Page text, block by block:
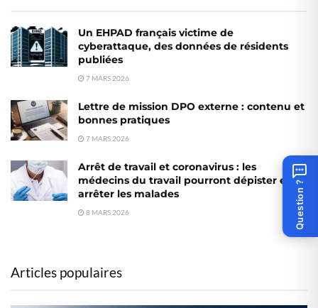
Un EHPAD français victime de
cyberattaque, des données de résidents
publiées
7 MARS 2026
Lettre de mission DPO externe : contenu et
bonnes pratiques
7 MARS 2026
Arrêt de travail et coronavirus : les
médecins du travail pourront dépister et
arrêter les malades
8 MARS 2026
Articles populaires
Question ?